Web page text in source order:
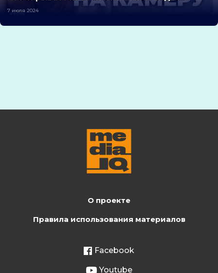
7 июля 2024
О проекте
Правила использования материалов
Facebook
Youtube